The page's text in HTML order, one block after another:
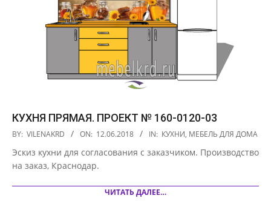
КУХНЯ ПРЯМАЯ. ПРОЕКТ № 160-0120-03
2018-
12
BY: VILENAKRD ON: 12.06.2018 IN: КУХНИ, МЕБЕЛЬ ДЛЯ ДОМА
Эскиз кухни для согласования с заказчиком. Производство
на заказ, Краснодар.
ЧИТАТЬ ДАЛЕЕ…